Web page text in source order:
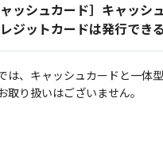
ャッシュカード］キャッシ
ジットカードは発行でき
は、キャッシュカードと一体
取り扱いはございません。